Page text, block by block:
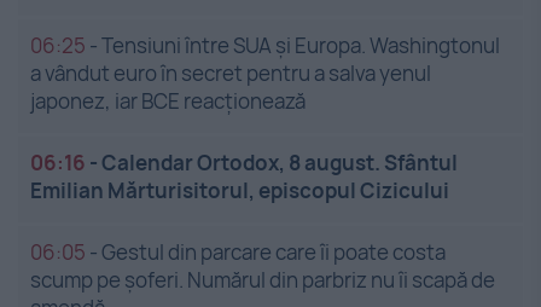
06:25 -Tensiuni între SUA și Europa. Washingtonul
a vândut euro în secret pentru a salva yenul
japonez, iar BCE reacționează
06:16 -Calendar Ortodox, 8 august. Sfântul
Emilian Mărturisitorul, episcopul Cizicului
06:05 -Gestul din parcare care îi poate costa
scump pe șoferi. Numărul din parbriz nu îi scapă de